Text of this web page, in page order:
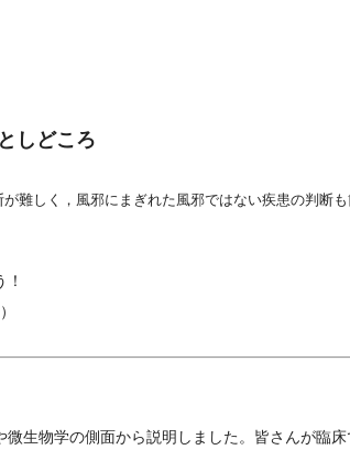
しどころ
難しく，風邪にまぎれた風邪ではない疾患の判断
生物学の側面から説明しました。皆さんが臨